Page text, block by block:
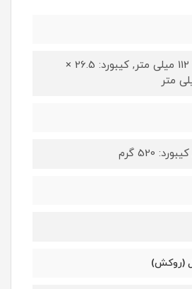
ماوس: 37 × 61 × 112 میلی متر, کیبورد: 26.5 ×
(روکش)